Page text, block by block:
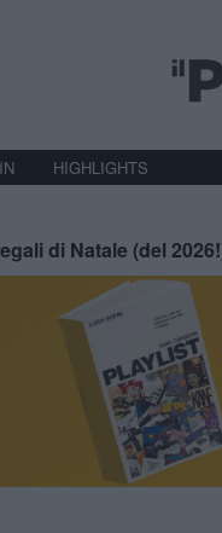
HIGHLIGHTS
di Natale (del